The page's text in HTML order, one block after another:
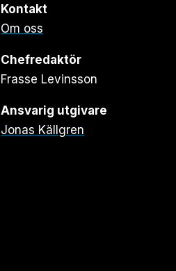
Kontakt
Om oss
Chefredaktör
Frasse Levinsson
Ansvarig utgivare
Jonas Källgren